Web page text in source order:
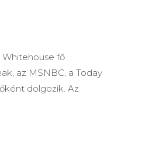
Whitehouse fő
az MSNBC, a Today
dolgozik. Az